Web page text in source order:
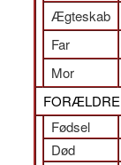
Ægteskab
Far
Mor
Fødsel
Død